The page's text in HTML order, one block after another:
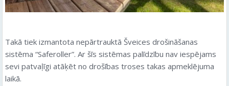
Takā tiek izmantota nepārtrauktā Šveices drošināšanas
sistēma “Saferoller”. Ar šīs sistēmas palīdzību nav iespējams
sevi patvaļīgi atāķēt no drošības troses takas apmeklējuma
laikā.